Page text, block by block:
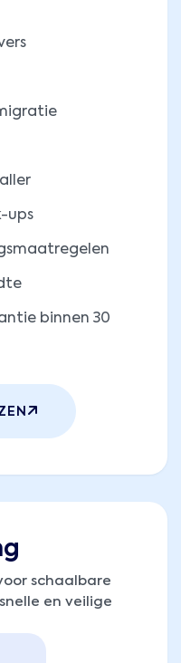
ups
binnen 30
schaalbare
en veilige